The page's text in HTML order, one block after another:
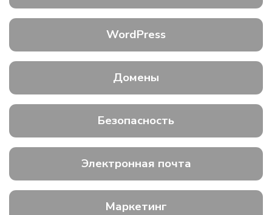
WordPress
Домены
Безопасность
Электронная почта
Маркетинг